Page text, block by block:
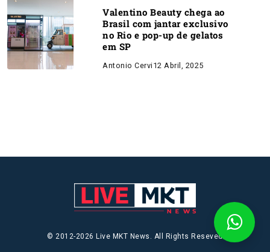
Valentino Beauty chega ao
Brasil com jantar exclusivo
no Rio e pop-up de gelatos
em SP
Antonio Cervi 12 Abril, 2025
© 2012-2026 Live MKT News. All Rights Reseved